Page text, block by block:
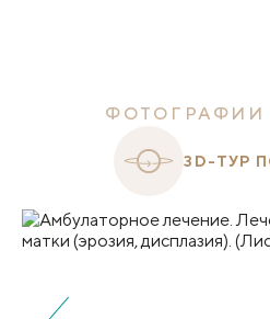
ФОТОГРАФИИ
3D-ТУР